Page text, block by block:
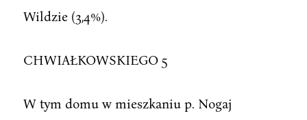
Wildzie (3,4%).
CHWIAŁKOWSKIEGO 5
W tym domu w mieszkaniu p. Nogaj